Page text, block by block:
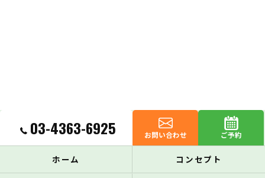
03-4363-6925 お問い合わせ ご予約
ホーム コンセプト